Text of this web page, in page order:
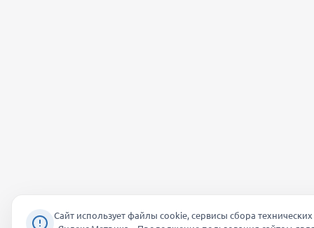
Сайт использует файлы cookie, сервисы сбора